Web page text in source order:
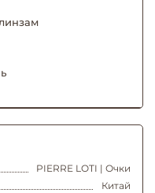
PIERRE LOTI | Очки
Китай